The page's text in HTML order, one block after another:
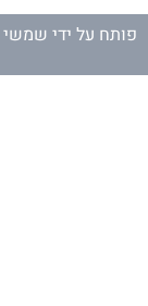
פותח על ידי שמשי